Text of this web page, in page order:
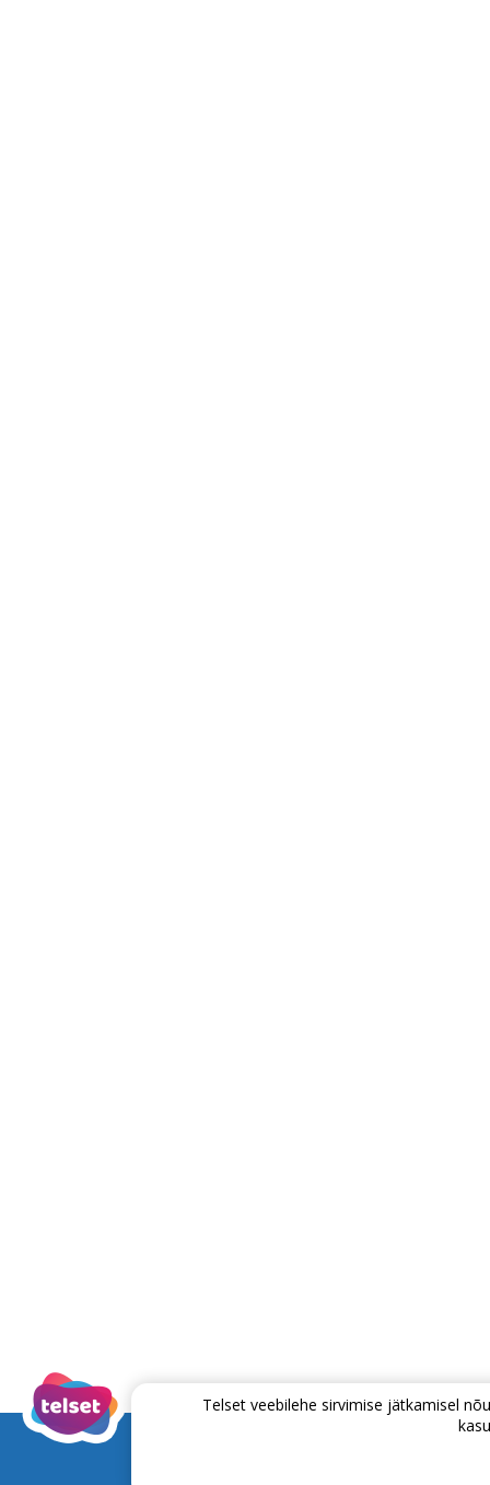
Telset veebilehe sirvimise jätkamisel